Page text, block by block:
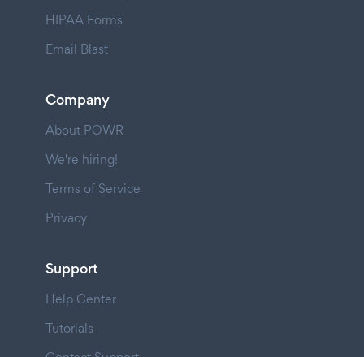
HIPAA Forms
Email Blast
Company
About POWR
We're hiring!
Terms of Service
Privacy
Support
Help Center
Tutorials